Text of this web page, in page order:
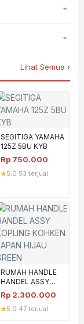
Lihat Semua ›
SEGITIGA YAMAHA
125Z 5BU KYB
Rp 750.000
5.0 53 terjual
RUMAH HANDLE
HANDEL ASSY
KOPLING KOHKEN
JAPAN HIJAU
GREEN
Rp 2.300.000
5.0 47 terjual